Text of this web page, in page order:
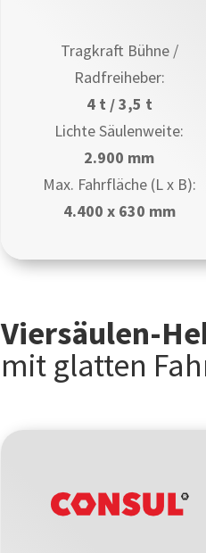
Tragkraft Bühne /
Radfreiheber:
4 t / 3,5 t
Lichte Säulenweite:
2.900 mm
Max. Fahrfläche (L x B):
4.400 x 630 mm
Viersäulen-
mit glatten